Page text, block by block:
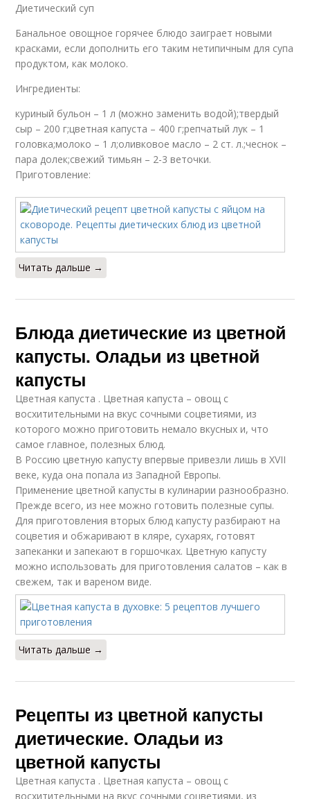
Диетический суп
Банальное овощное горячее блюдо заиграет новыми
красками, если дополнить его таким нетипичным для супа
продуктом, как молоко.
Ингредиенты:
куриный бульон – 1 л (можно заменить водой);твердый
сыр – 200 г;цветная капуста – 400 г;репчатый лук – 1
головка;молоко – 1 л;оливковое масло – 2 ст. л.;чеснок –
пара долек;свежий тимьян – 2-3 веточки.
Приготовление:
Читать дальше →
Блюда диетические из цветной
капусты. Оладьи из цветной
капусты
Цветная капуста . Цветная капуста – овощ с
восхитительными на вкус сочными соцветиями, из
которого можно приготовить немало вкусных и, что
самое главное, полезных блюд.
В Россию цветную капусту впервые привезли лишь в XVII
веке, куда она попала из Западной Европы.
Применение цветной капусты в кулинарии разнообразно.
Прежде всего, из нее можно готовить полезные супы.
Для приготовления вторых блюд капусту разбирают на
соцветия и обжаривают в кляре, сухарях, готовят
запеканки и запекают в горшочках. Цветную капусту
можно использовать для приготовления салатов – как в
свежем, так и вареном виде.
Читать дальше →
Рецепты из цветной капусты
диетические. Оладьи из
цветной капусты
Цветная капуста . Цветная капуста – овощ с
восхитительными на вкус сочными соцветиями, из